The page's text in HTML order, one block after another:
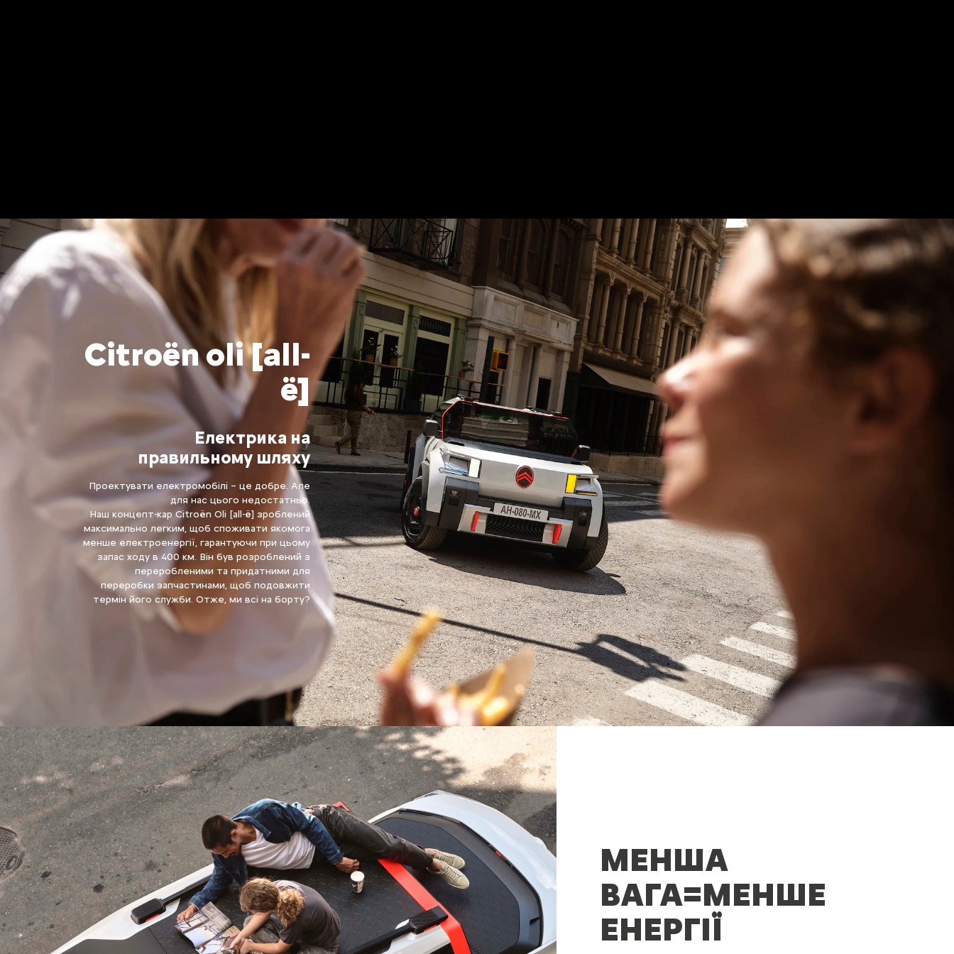
Citroën oli [all-
ë]
Електрика на
правильному шляху
Проектувати електромобілі – це добре. Але
для нас цього недостатньо.
Наш концепт-кар Citroën Oli [all-ë] зроблений
максимально легким, щоб споживати якомога
менше електроенергії, гарантуючи при цьому
запас ходу в 400 км. Він був розроблений з
переробленими та придатними для
переробки запчастинами, щоб подовжити
термін його служби. Отже, ми всі на борту?
МЕНША
ВАГА=МЕНШЕ
ЕНЕРГІЇ